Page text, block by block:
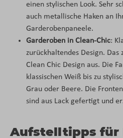
einen stylischen Look. Sehr
auch metallische Haken an
Garderobenpaneele.
Garderoben in Clean-Chic:
zurückhaltendes Design.
Clean Chic Design aus. Die
klassischen Weiß bis zu
Grau oder Beere. Die
sind aus Lack gefertigt und
Aufstelltipps für